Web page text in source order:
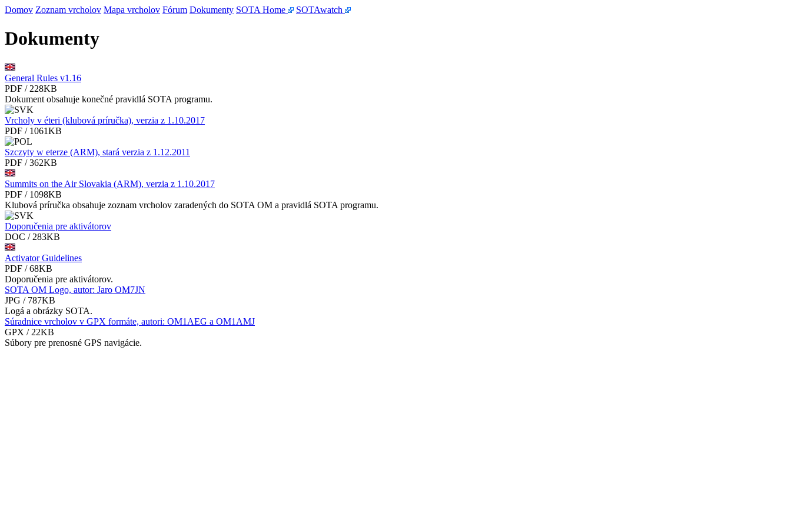
Domov Zoznam vrcholov Mapa vrcholov Fórum Dokumenty SOTA Home SOTAwatch
Dokumenty
General Rules v1.16
PDF / 228KB
Dokument obsahuje konečné pravidlá SOTA programu.
Vrcholy v éteri (klubová príručka), verzia z 1.10.2017
PDF / 1061KB
Szczyty w eterze (ARM), stará verzia z 1.12.2011
PDF / 362KB
Summits on the Air Slovakia (ARM), verzia z 1.10.2017
PDF / 1098KB
Klubová príručka obsahuje zoznam vrcholov zaradených do SOTA OM a pravidlá SOTA programu.
Doporučenia pre aktivátorov
DOC / 283KB
Activator Guidelines
PDF / 68KB
Doporučenia pre aktivátorov.
SOTA OM Logo, autor: Jaro OM7JN
JPG / 787KB
Logá a obrázky SOTA.
Súradnice vrcholov v GPX formáte, autori: OM1AEG a OM1AMJ
GPX / 22KB
Súbory pre prenosné GPS navigácie.